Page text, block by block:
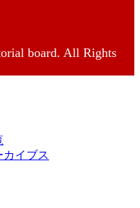
board. All Rights
イブス